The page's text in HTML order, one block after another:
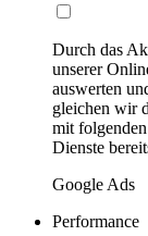
Durch das
unserer
auswerten
gleichen wir
mit
Dienste
Google Ads
Performance